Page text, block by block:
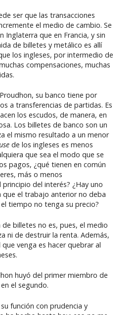
ser que las transacciones
el medio de cambio. Se
Inglaterra que en Francia, y sin
de billetes y metálico es allí
los ingleses, por intermedio de
compensaciones, muchas
su banco tiene por
a transferencias de partidas. Es
los escudos, de manera, en
Los billetes de banco son un
el mismo resultado a un menor
de los ingleses es menos
que sea el modo que se
pagos, ¿qué tienen en común
más o menos
del interés? ¿Hay uno
que el trabajo anterior no deba
tiempo no tenga su precio?
de billetes no es, pues, el medio
ni de destruir la renta. Además,
venga es hacer quebrar al
huyó del primer miembro de
el segundo.
función con prudencia y